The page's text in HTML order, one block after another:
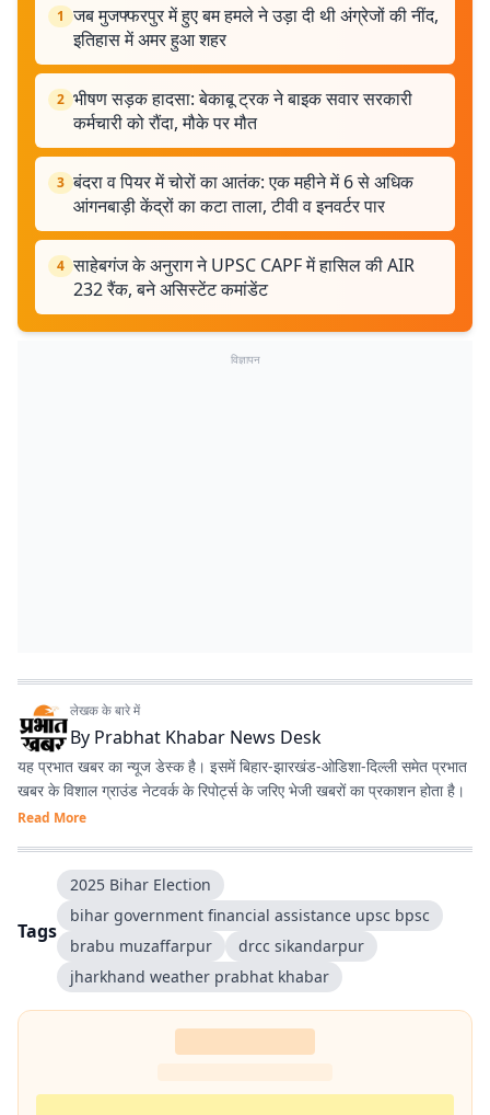
1 जब मुजफ्फरपुर में हुए बम हमले ने उड़ा दी थी अंग्रेजों की नींद,
इतिहास में अमर हुआ शहर
2 भीषण सड़क हादसा: बेकाबू ट्रक ने बाइक सवार सरकारी
कर्मचारी को रौंदा, मौके पर मौत
3 बंदरा व पियर में चोरों का आतंक: एक महीने में 6 से अधिक
आंगनबाड़ी केंद्रों का कटा ताला, टीवी व इनवर्टर पार
4 साहेबगंज के अनुराग ने UPSC CAPF में हासिल की AIR
232 रैंक, बने असिस्टेंट कमांडेंट
विज्ञापन
लेखक के बारे में
By Prabhat Khabar News Desk
यह प्रभात खबर का न्यूज डेस्क है। इसमें बिहार-झारखंड-ओडिशा-दिल्‍ली समेत प्रभात
खबर के विशाल ग्राउंड नेटवर्क के रिपोर्ट्स के जरिए भेजी खबरों का प्रकाशन होता है।
Read More
Tags
2025 Bihar Election
bihar government financial assistance upsc bpsc
brabu muzaffarpur
drcc sikandarpur
jharkhand weather prabhat khabar